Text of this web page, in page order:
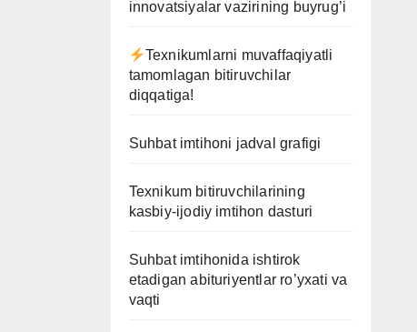
innovatsiyalar vazirining buyrug’i
Texnikumlarni muvaffaqiyatli
tamomlagan bitiruvchilar
diqqatiga!
Suhbat imtihoni jadval grafigi
Texnikum bitiruvchilarining
kasbiy-ijodiy imtihon dasturi
Suhbat imtihonida ishtirok
etadigan abituriyentlar ro’yxati va
vaqti